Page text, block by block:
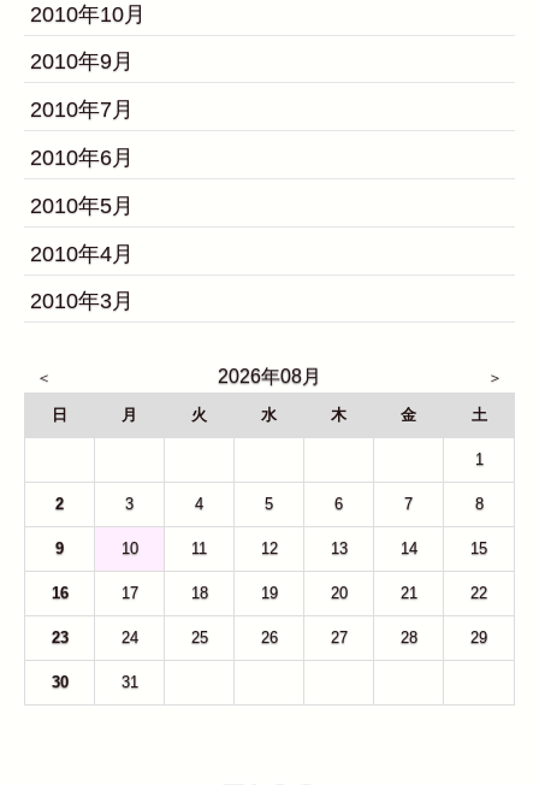
2010年10月
2010年9月
2010年7月
2010年6月
2010年5月
2010年4月
2010年3月
2026年08月
日 月 火 水 木 金 土
1
2 3 4 5 6 7 8
9 10 11 12 13 14 15
16 17 18 19 20 21 22
23 24 25 26 27 28 29
30 31